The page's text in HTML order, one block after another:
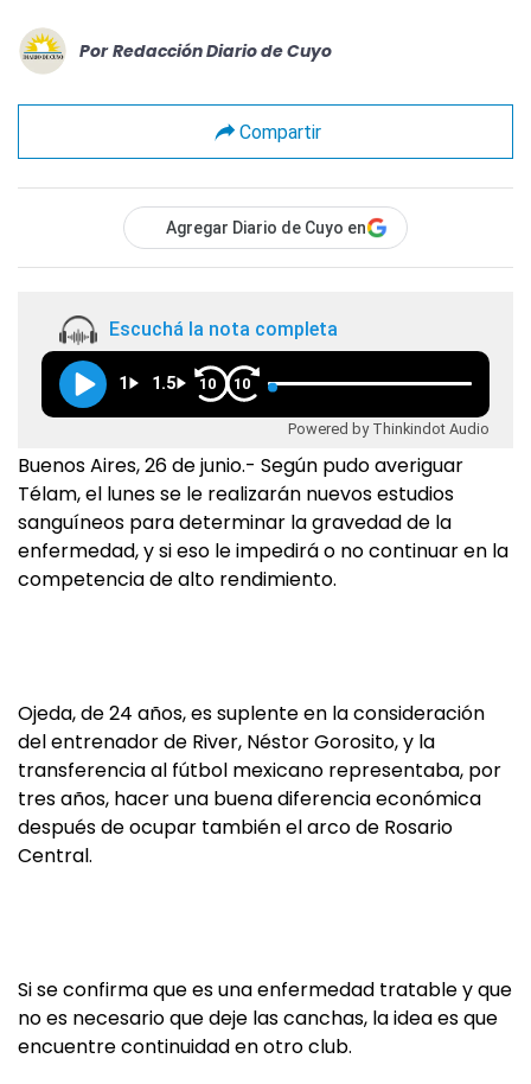
Por Redacción Diario de Cuyo
Compartir
Agregar Diario de Cuyo en
Escuchá la nota completa
1 1.5 10 10
Powered by Thinkindot Audio
Buenos Aires, 26 de junio.- Según pudo averiguar
Télam, el lunes se le realizarán nuevos estudios
sanguíneos para determinar la gravedad de la
enfermedad, y si eso le impedirá o no continuar en la
competencia de alto rendimiento.
Ojeda, de 24 años, es suplente en la consideración
del entrenador de River, Néstor Gorosito, y la
transferencia al fútbol mexicano representaba, por
tres años, hacer una buena diferencia económica
después de ocupar también el arco de Rosario
Central.
Si se confirma que es una enfermedad tratable y que
no es necesario que deje las canchas, la idea es que
encuentre continuidad en otro club.